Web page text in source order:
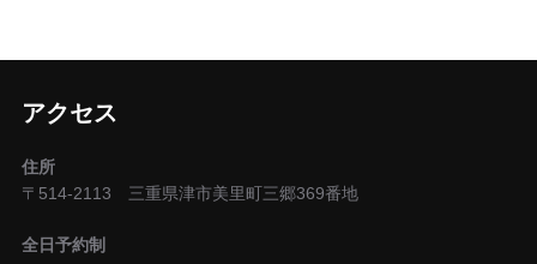
ペ
ー
ジ
アクセス
住所
〒514-2113 三重県津市美里町三郷369番地
全日予約制